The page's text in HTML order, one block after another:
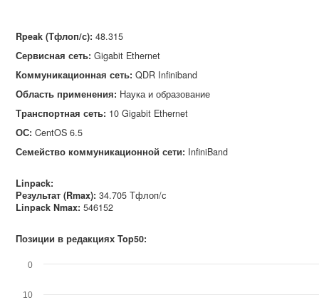
Rpeak (Тфлоп/с): 48.315
Сервисная сеть: Gigabit Ethernet
Коммуникационная сеть: QDR Infiniband
Область применения: Наука и образование
Транспортная сеть: 10 Gigabit Ethernet
ОС: CentOS 6.5
Семейство коммуникационной сети: InfiniBand
Linpack:
Результат (Rmax): 34.705 Тфлоп/с
Linpack Nmax: 546152
Позиции в редакциях Top50:
0
10